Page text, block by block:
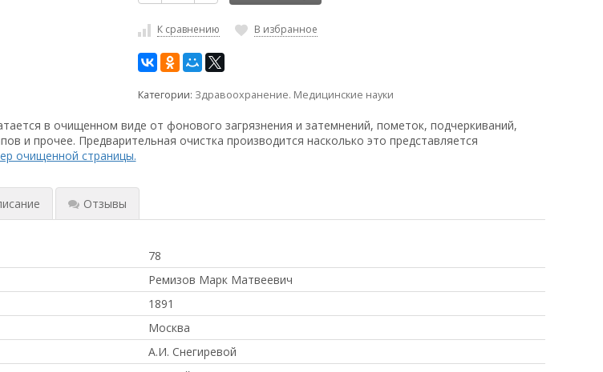
К сравнению В избранное
Категории: Здравоохранение. Медицинские науки
в очищенном виде от фонового загрязнения и затемнений, пометок, подчеркиваний,
и прочее. Предварительная очистка производится насколько это представляется
очищенной страницы.
Отзывы
78
Ремизов Марк Матвеевич
1891
Москва
А.И. Снегиревой